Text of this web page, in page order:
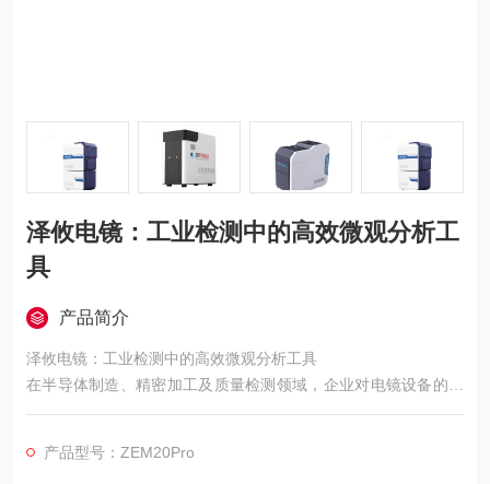
泽攸电镜：工业检测中的高效微观分析工
具
产品简介
泽攸电镜：工业检测中的高效微观分析工具
在半导体制造、精密加工及质量检测领域，企业对电镜设备的需
求聚焦于快速筛查、批量检测及与生产线的无缝对接。泽攸ZEM
下的高效微观分析平台。
产品型号：ZEM20Pro